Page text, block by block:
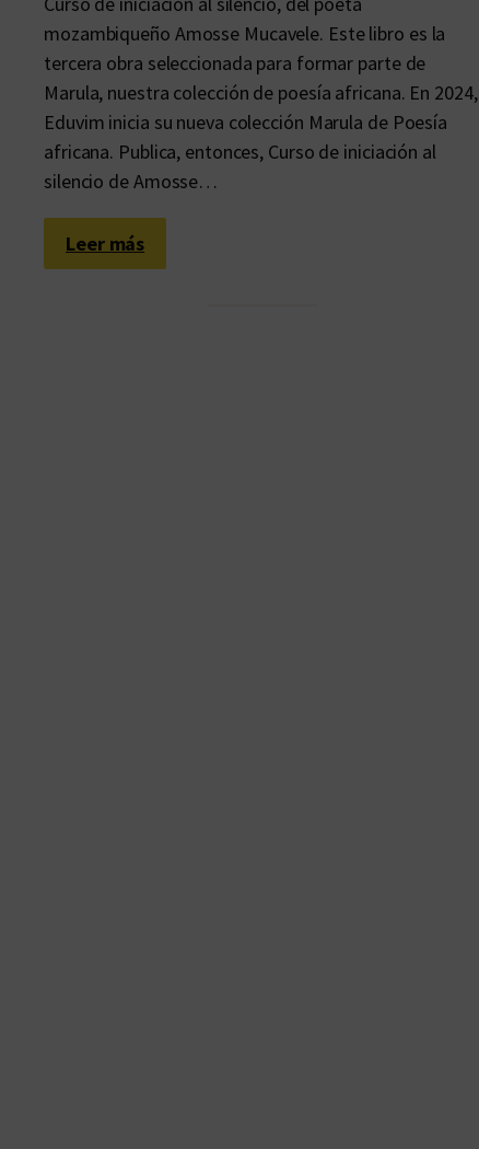
mozambiqueño Amosse Mucavele. Este libro es la
tercera obra seleccionada para formar parte de
Marula, nuestra colección de poesía africana. En 2024,
Eduvim inicia su nueva colección Marula de Poesía
africana. Publica, entonces, Curso de iniciación al
silencio de Amosse…
Leer más:
L